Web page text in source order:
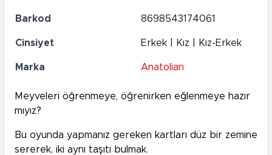
Barkod 8698543174061
Cinsiyet Erkek | Kız | Kız-Erkek
Marka Anatolian
Meyveleri öğrenmeye, öğrenirken eğlenmeye hazır
mıyız?
Bu oyunda yapmanız gereken kartları düz bir zemine
sererek, iki aynı taşıtı bulmak.